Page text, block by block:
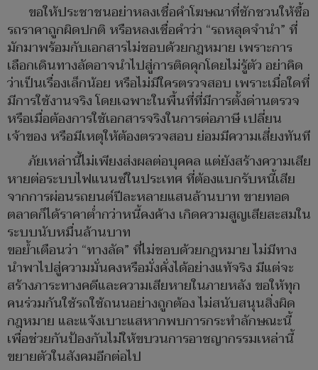
ขอให้ประชาชนอย่าหลงเชื่อคำโฆษณาที่ชักชวนให้ซื้อ
รถราคาถูกผิดปกติ หรือหลงเชื่อคำว่า “รถหลุดจำนำ” ที่
มักมาพร้อมกับเอกสารไม่ชอบด้วยกฎหมาย เพราะการ
เลือกเดินทางลัดอาจนำไปสู่การติดคุกโดยไม่รู้ตัว อย่าคิด
ว่าเป็นเรื่องเล็กน้อย หรือไม่มีใครตรวจสอบ เพราะเมื่อใดที่
มีการใช้งานจริง โดยเฉพาะในพื้นที่ที่มีการตั้งด่านตรวจ
หรือเมื่อต้องการใช้เอกสารจริงในการต่อภาษี เปลี่ยน
เจ้าของ หรือมีเหตุให้ต้องตรวจสอบ ย่อมมีความเสี่ยงทันที
ภัยเหล่านี้ไม่เพียงส่งผลต่อบุคคล แต่ยังสร้างความเสีย
หายต่อระบบไฟแนนซ์ในประเทศ ที่ต้องแบกรับหนี้เสีย
จากการผ่อนรถยนต์ปีละหลายแสนล้านบาท ขายทอด
ตลาดก็ได้ราคาต่ำกว่าหนี้คงค้าง เกิดความสูญเสียสะสมใน
ระบบนับหมื่นล้านบาท
ขอย้ำเตือนว่า “ทางลัด” ที่ไม่ชอบด้วยกฎหมาย ไม่มีทาง
นำพาไปสู่ความมั่นคงหรือมั่งคั่งได้อย่างแท้จริง มีแต่จะ
สร้างภาระทางคดีและความเสียหายในภายหลัง ขอให้ทุก
คนร่วมกันใช้รถใช้ถนนอย่างถูกต้อง ไม่สนับสนุนสิ่งผิด
กฎหมาย และแจ้งเบาะแสหากพบการกระทำลักษณะนี้
เพื่อช่วยกันป้องกันไม่ให้ขบวนการอาชญากรรมเหล่านี้
ขยายตัวในสังคมอีกต่อไป